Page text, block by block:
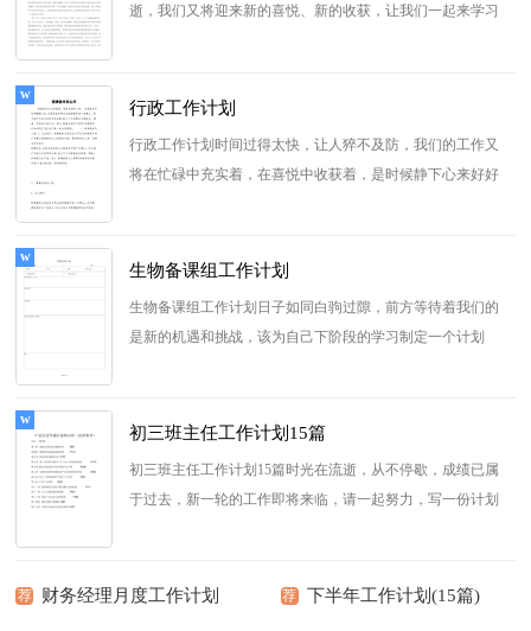
逝，我们又将迎来新的喜悦、新的收获，让我们一起来学习
行政工作计划
行政工作计划时间过得太快，让人猝不及防，我们的工作又
将在忙碌中充实着，在喜悦中收获着，是时候静下心来好好
生物备课组工作计划
生物备课组工作计划日子如同白驹过隙，前方等待着我们的
是新的机遇和挑战，该为自己下阶段的学习制定一个计划
初三班主任工作计划15篇
初三班主任工作计划15篇时光在流逝，从不停歇，成绩已属
于过去，新一轮的工作即将来临，请一起努力，写一份计划
荐 财务经理月度工作计划 荐 下半年工作计划(15篇)